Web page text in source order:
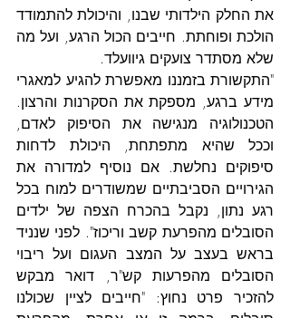
שלא מסתדר צועקים גיוועלד.